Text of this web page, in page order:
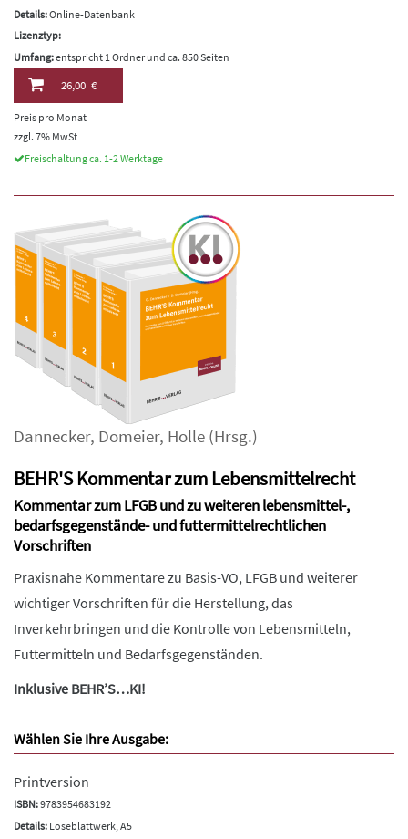
Details:Online-Datenbank
Lizenztyp:
Umfang:entspricht 1 Ordner und ca. 850 Seiten
26,00 €
Preis pro Monat
zzgl. 7% MwSt
Freischaltung ca. 1-2 Werktage
Dannecker, Domeier, Holle (Hrsg.)
BEHR'S Kommentar zum Lebensmittelrecht
Kommentar zum LFGB und zu weiteren lebensmittel-,
bedarfsgegenstände- und futtermittelrechtlichen
Vorschriften
Praxisnahe Kommentare zu Basis-VO, LFGB und weiterer
wichtiger Vorschriften für die Herstellung, das
Inverkehrbringen und die Kontrolle von Lebensmitteln,
Futtermitteln und Bedarfsgegenständen.
Inklusive BEHR’S…KI!
Wählen Sie Ihre Ausgabe:
Printversion
ISBN:9783954683192
Details: Loseblattwerk, A5